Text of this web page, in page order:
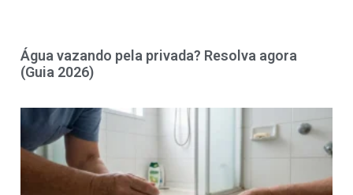
Água vazando pela privada? Resolva agora
(Guia 2026)